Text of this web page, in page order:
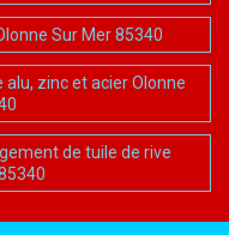
Sur Mer 85340
zinc et acier Olonne
de tuile de rive